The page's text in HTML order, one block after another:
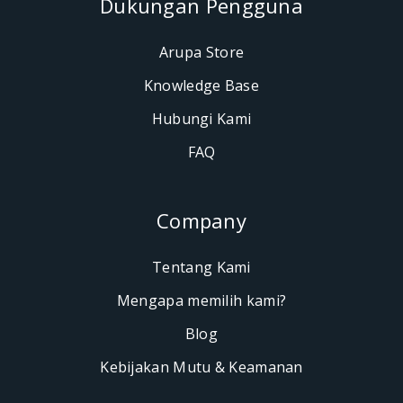
Arupa Store
Knowledge Base
Hubungi Kami
FAQ
Company
Tentang Kami
Mengapa memilih kami?
Blog
Kebijakan Mutu & Keamanan